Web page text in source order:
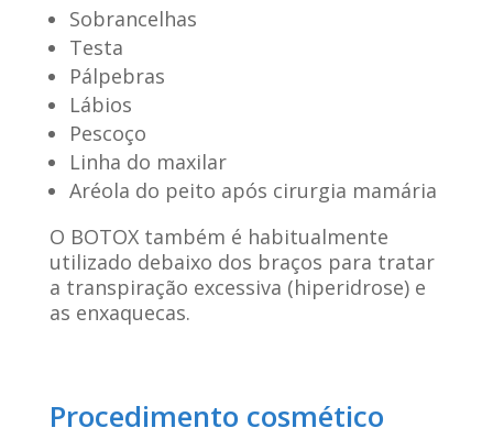
Sobrancelhas
Testa
Pálpebras
Lábios
Pescoço
Linha do maxilar
Aréola do peito após cirurgia mamária
O BOTOX também é habitualmente
utilizado debaixo dos braços para tratar
a transpiração excessiva (hiperidrose) e
as enxaquecas.
Procedimento cosmético